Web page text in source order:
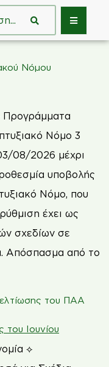
Νόμου
Προγράμματα
Νόμο 3
08/2026 μέχρι
υποβολής
Νόμο, που
έχει ως
σχεδίων σε
Απόσπασμα από το
του ΠΑΑ
⟡